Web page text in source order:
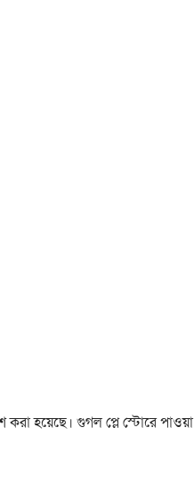
হয়েছে। গুগল প্লে স্টোরে পাওয়া